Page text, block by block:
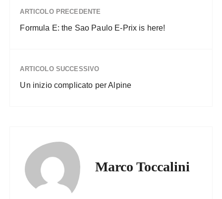
ARTICOLO PRECEDENTE
Formula E: the Sao Paulo E-Prix is here!
ARTICOLO SUCCESSIVO
Un inizio complicato per Alpine
Marco Toccalini